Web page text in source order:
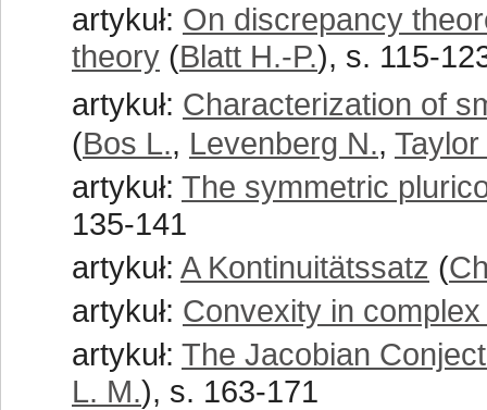
artykuł: On discrepancy
theory (Blatt H.-P.), s. 115-
artykuł: Characterization of
(Bos L., Levenberg N., Taylor
artykuł: The symmetric
135-141
artykuł: A Kontinuitätssatz (
artykuł: Convexity in
artykuł: The Jacobian
L. M.), s. 163-171